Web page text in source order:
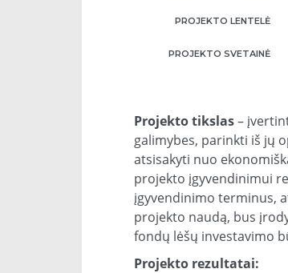
PROJEKTO LENTELĖ
PROJEKTO SVETAINĖ
Projekto tikslas–
galimybes, parinkti iš jų
atsisakyti nuo
projekto įgyvendinimui
įgyvendinimo terminus,
projekto naudą, bus
fondų lėšų investavimo
Projekto rezultatai: